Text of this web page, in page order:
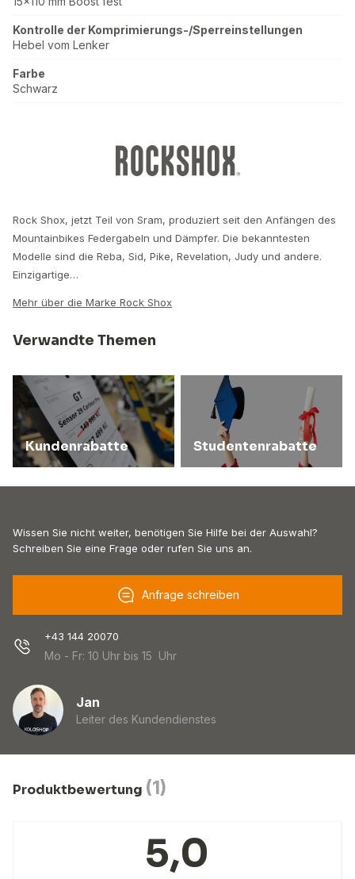
Kontrolle der Komprimierungs-/Sperreinstellungen
Hebel vom Lenker
Farbe
Schwarz
Rock Shox, jetzt Teil von Sram, produziert seit den Anfängen des
Mountainbikes Federgabeln und Dämpfer. Die bekanntesten
Modelle sind die Reba, Sid, Pike, Revelation, Judy und andere.
Einzigartige…
Mehr über die Marke Rock Shox
Verwandte Themen
Kundenrabatte Studentenrabatte
Wissen Sie nicht weiter, benötigen Sie Hilfe bei der Auswahl?
Schreiben Sie eine Frage oder rufen Sie uns an.
Anfrage schreiben
+43 144 20070
Mo - Fr: 10 Uhr bis 15 Uhr
Jan
Leiter des Kundendienstes
Produktbewertung (1)
5,0